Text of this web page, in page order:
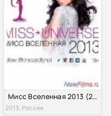
Мисс Вселенная 2013 (2013)
2013, Россия